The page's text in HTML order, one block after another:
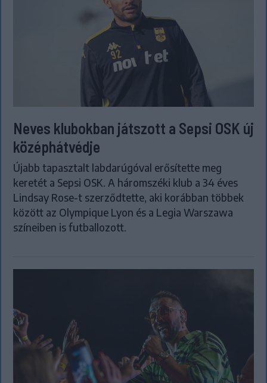
Neves klubokban játszott a Sepsi OSK új
középhátvédje
Újabb tapasztalt labdarúgóval erősítette meg
keretét a Sepsi OSK. A háromszéki klub a 34 éves
Lindsay Rose-t szerződtette, aki korábban többek
között az Olympique Lyon és a Legia Warszawa
színeiben is futballozott.